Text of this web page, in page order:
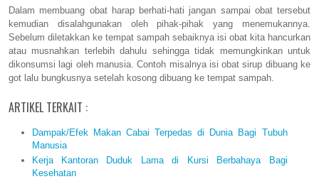
Dalam membuang obat harap berhati-hati jangan sampai obat tersebut
kemudian disalahgunakan oleh pihak-pihak yang menemukannya.
Sebelum diletakkan ke tempat sampah sebaiknya isi obat kita hancurkan
atau musnahkan terlebih dahulu sehingga tidak memungkinkan untuk
dikonsumsi lagi oleh manusia. Contoh misalnya isi obat sirup dibuang ke
got lalu bungkusnya setelah kosong dibuang ke tempat sampah.
ARTIKEL TERKAIT :
Dampak/Efek Makan Cabai Terpedas di Dunia Bagi Tubuh
Manusia
Kerja Kantoran Duduk Lama di Kursi Berbahaya Bagi
Kesehatan